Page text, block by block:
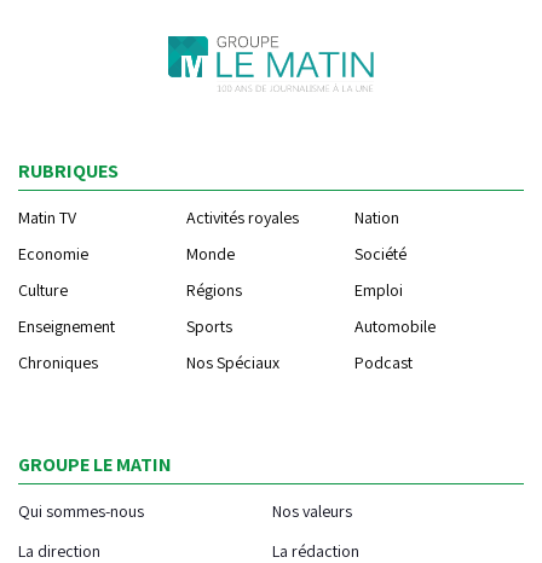
RUBRIQUES
Matin TV Activités royales
Nation
Economie
Monde
Société
Culture
Régions
Emploi
Enseignement
Sports
Automobile
Chroniques
Nos Spéciaux Podcast
GROUPE LE MATIN
Qui sommes-nous
Nos valeurs
La direction
La rédaction